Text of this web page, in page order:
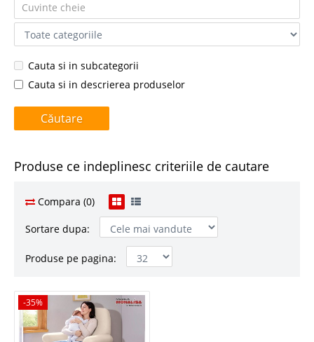
Cauta si in subcategorii
Cauta si in descrierea produselor
Produse ce indeplinesc criteriile de cautare
Compara (0)
Sortare dupa:
Produse pe pagina:
-35%
-35%